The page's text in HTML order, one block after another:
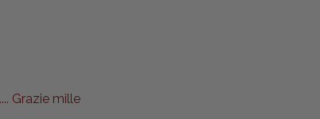
Grazie mille